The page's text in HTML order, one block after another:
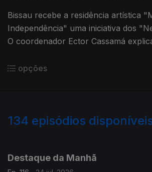
Bissau recebe a residência artística
Independência" uma iniciativa dos
O coordenador Ector Cassamá
opções
134 episódios
Destaque da Manhã